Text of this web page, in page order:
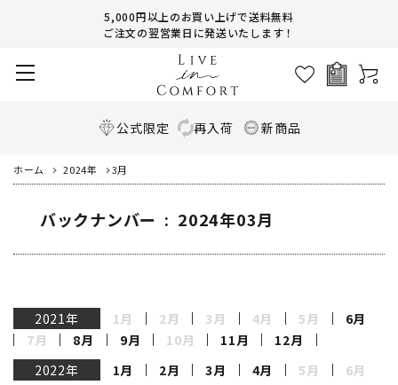
5,000円以上のお買い上げで送料無料
ご注文の翌営業日に発送いたします！
公式限定 再入荷 新商品
ホーム 2024年 3月
バックナンバー : 2024年03月
2021年 1月 2月 3月 4月 5月
6月
7月
8月 9月 10月 11月
12月
2022年
1月 2月 3月 4月 5月
6月